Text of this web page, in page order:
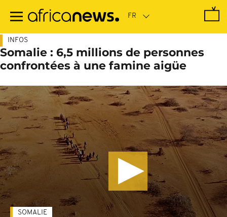
contenu
INFOS
Somalie : 6,5 millions de personnes
confrontées à une famine aigüe
SOMALIE